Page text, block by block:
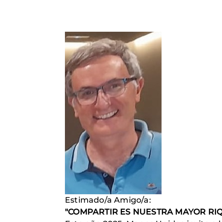
Imagen
Estimado/a Amigo/a:
"COMPARTIR ES NUESTRA MAYOR